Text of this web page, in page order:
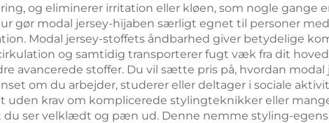
og eliminerer irritation eller kløen, som nogle gange
gør modal jersey-hijaben særligt egnet til personer
Modal jersey-stoffets åndbarhed giver betydelige
og samtidig transporterer fugt væk fra dit
avancerede stoffer. Du vil sætte pris på, hvordan
om du arbejder, studerer eller deltager i sociale
uden krav om komplicerede stylingteknikker eller
ser velklædt og pæn ud. Denne nemme styling-